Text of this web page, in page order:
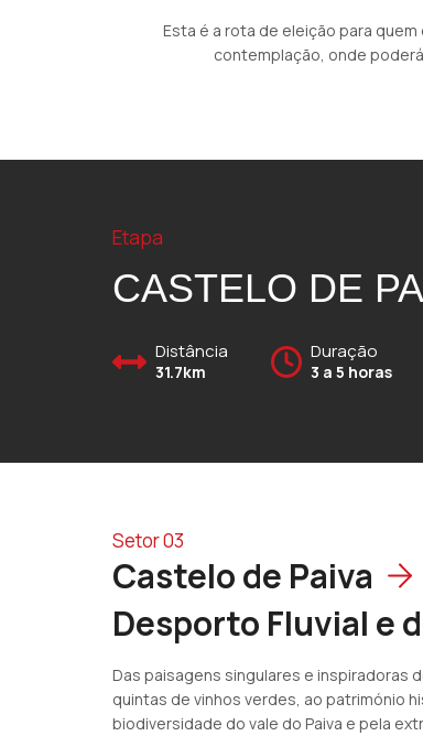
Esta é a rota de eleição para
contemplação, onde
Etapa
CASTELO DE
Distância
31.7km
Duração
3 a 5 horas
Setor 03
Castelo de Paiva
Desporto Fluvial e
Das paisagens singulares e inspiradoras
quintas de vinhos verdes, ao património
biodiversidade do vale do Paiva e pela